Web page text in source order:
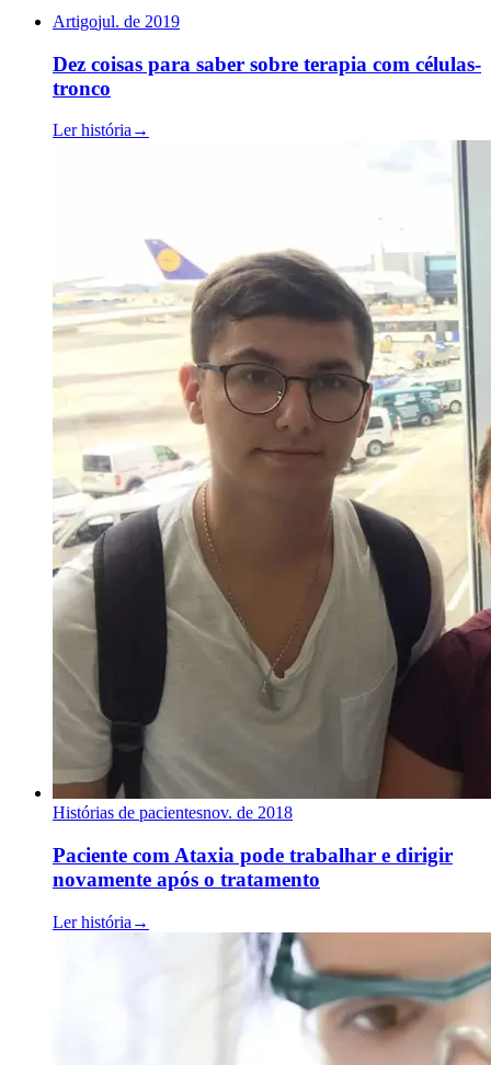
Artigojul. de 2019
Dez coisas para saber sobre terapia com células-
tronco
Ler história →
Histórias de pacientesnov. de 2018
Paciente com Ataxia pode trabalhar e dirigir
novamente após o tratamento
Ler história →